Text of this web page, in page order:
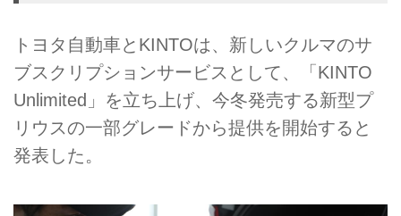
トヨタ自動車とKINTOは、新しいクルマのサ
ブスクリプションサービスとして、「KINTO
Unlimited」を立ち上げ、今冬発売する新型プ
リウスの一部グレードから提供を開始すると
発表した。